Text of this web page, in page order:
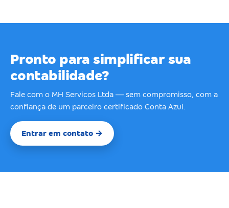
Pronto para simplificar sua
contabilidade?
Fale com o MH Servicos Ltda — sem compromisso, com a
confiança de um parceiro certificado Conta Azul.
Entrar em contato →